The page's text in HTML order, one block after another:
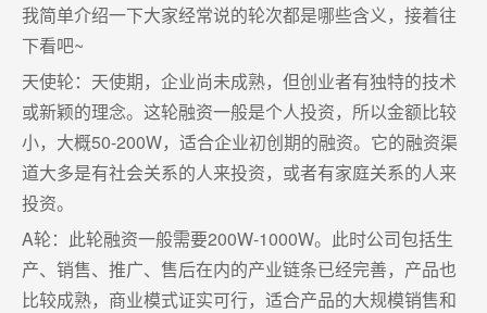
我简单介绍一下大家经常说的轮次都是哪些含义，接着往
下看吧~
天使轮：天使期，企业尚未成熟，但创业者有独特的技术
或新颖的理念。这轮融资一般是个人投资，所以金额比较
小，大概50-200W，适合企业初创期的融资。它的融资渠
道大多是有社会关系的人来投资，或者有家庭关系的人来
投资。
A轮：此轮融资一般需要200W-1000W。此时公司包括生
产、销售、推广、售后在内的产业链条已经完善，产品也
比较成熟，商业模式证实可行，适合产品的大规模销售和